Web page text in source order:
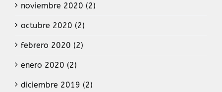
noviembre 2020 (2)
octubre 2020 (2)
febrero 2020 (2)
enero 2020 (2)
diciembre 2019 (2)